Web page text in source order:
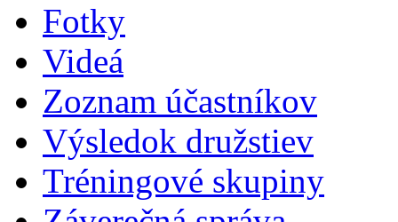
Fotky
Videá
Zoznam účastníkov
Výsledok družstiev
Tréningové skupiny